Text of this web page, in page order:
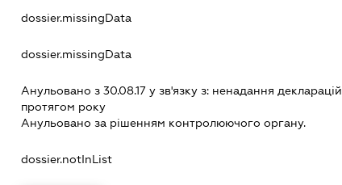
dossier.missingData
dossier.missingData
Анульовано з 30.08.17 у зв'язку з: ненадання декларацiй
протягом року
Анульовано за рiшенням контролюючого органу.
dossier.notInList